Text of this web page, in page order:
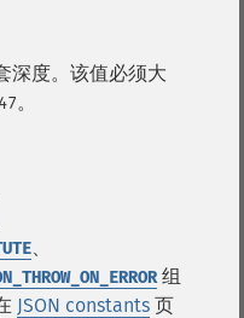
深度。该值必须大
。
、
组
JSON constants 页